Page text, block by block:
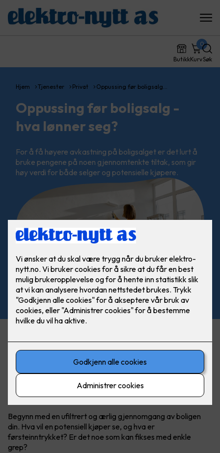
ButikkKurv
0
Søk
Hjem Tjenester Privat Oppussing før boligsalg…
Oppussing før boligsalg -
hva lønner seg?
For å få høyere avkastning på boligsalget er det lurt å
bruke pengene på noen gjennomtenkte tiltak, som gir
høy verdi for både selger og potensielle kjøpere.
med rent tap. Vi har samlet noen viktige tips og råd til hva
som faktisk lønner seg å gjøre før et boligsalg.
Hvor bør du starte?
Begynn med en ufiltrert og ærlig gjennomgang av boligen
din. Hva vil en potensiell kjøper se, og hva er
førsteinntrykket? Er det noe som kan fikses med enkle
grep?